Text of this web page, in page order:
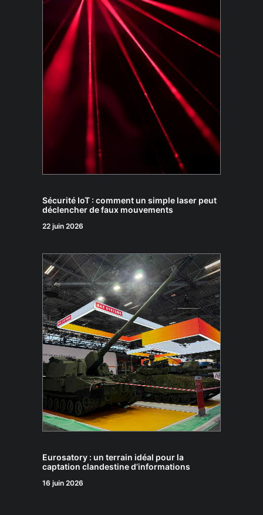
Sécurité IoT : comment un simple laser peut
déclencher de faux mouvements
22 juin 2026
Eurosatory : un terrain idéal pour la
captation clandestine d’informations
16 juin 2026